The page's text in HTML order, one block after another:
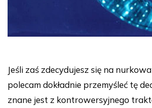
Jeśli zaś zdecydujesz się na
polecam dokładnie przemyśleć tę
znane jest z kontrowersyjnego